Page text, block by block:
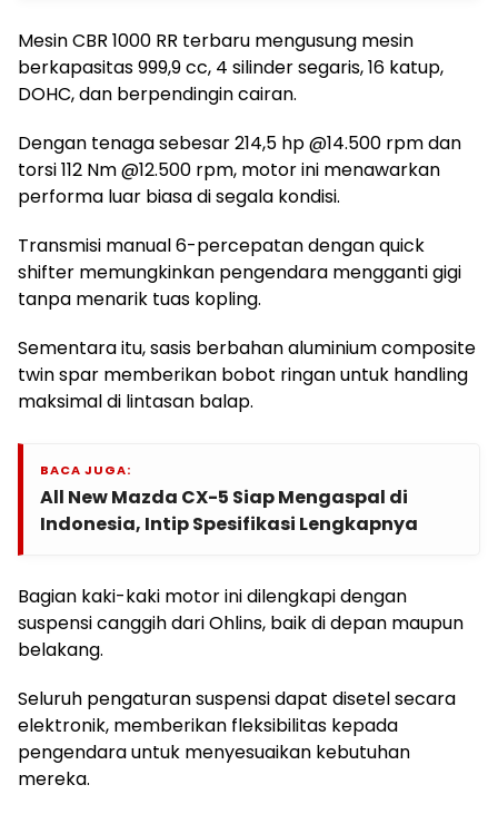
Mesin CBR 1000 RR terbaru mengusung mesin
berkapasitas 999,9 cc, 4 silinder segaris, 16 katup,
DOHC, dan berpendingin cairan.
Dengan tenaga sebesar 214,5 hp @14.500 rpm dan
torsi 112 Nm @12.500 rpm, motor ini menawarkan
performa luar biasa di segala kondisi.
Transmisi manual 6-percepatan dengan quick
shifter memungkinkan pengendara mengganti gigi
tanpa menarik tuas kopling.
Sementara itu, sasis berbahan aluminium composite
twin spar memberikan bobot ringan untuk handling
maksimal di lintasan balap.
BACA JUGA:
All New Mazda CX-5 Siap Mengaspal di
Indonesia, Intip Spesifikasi Lengkapnya
Bagian kaki-kaki motor ini dilengkapi dengan
suspensi canggih dari Ohlins, baik di depan maupun
belakang.
Seluruh pengaturan suspensi dapat disetel secara
elektronik, memberikan fleksibilitas kepada
pengendara untuk menyesuaikan kebutuhan
mereka.